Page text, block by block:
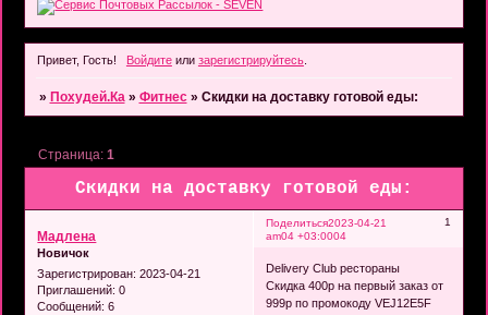
Привет, Гость! Войдитеили зарегистрируйтесь.
» Похудей.Ка » Фитнес » Скидки на доставку готовой еды:
Скидки на доставку готовой еды:
Страница: 1
Поделиться 1
2023-04-21
am04 +03:0004
Мадлена
Новичок
Зарегистрирован: 2023-04-21
Приглашений: 0
Сообщений: 6
Delivery Club рестораны
Скидка 400р на первый заказ от
999р по промокоду VEJ12E5F